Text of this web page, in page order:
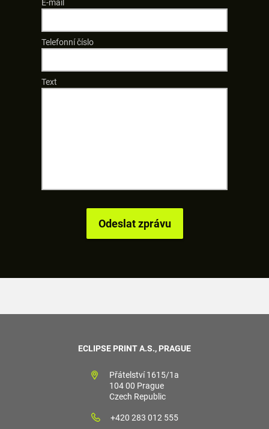
E-mail
Telefonní číslo
Text
ECLIPSE PRINT A.S., PRAGUE
Přátelství 1615/1a
104 00 Prague
Czech Republic
+420 283 012 555